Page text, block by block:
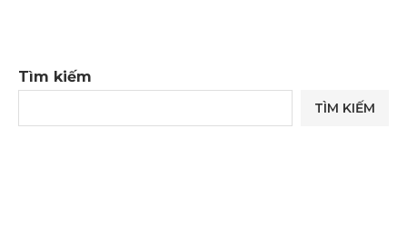
Tìm kiếm
TÌM KIẾM